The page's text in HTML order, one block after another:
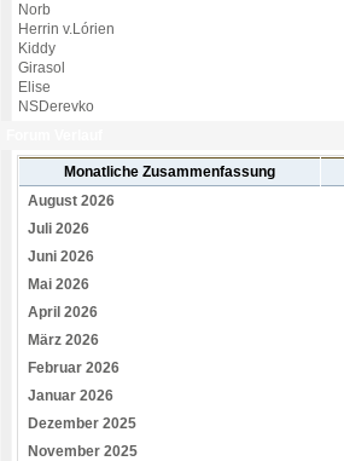
Norb
Herrin v.Lórien
Kiddy
Girasol
Elise
NSDerevko
Monatliche Zusammenfassung
August 2026
Juli 2026
Juni 2026
Mai 2026
April 2026
März 2026
Februar 2026
Januar 2026
Dezember 2025
November 2025